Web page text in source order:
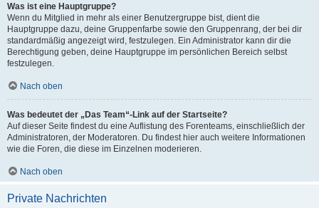
Was ist eine Hauptgruppe?
Wenn du Mitglied in mehr als einer Benutzergruppe bist, dient die
Hauptgruppe dazu, deine Gruppenfarbe sowie den Gruppenrang, der bei dir
standardmäßig angezeigt wird, festzulegen. Ein Administrator kann dir die
Berechtigung geben, deine Hauptgruppe im persönlichen Bereich selbst
festzulegen.
Nach oben
Was bedeutet der „Das Team“-Link auf der Startseite?
Auf dieser Seite findest du eine Auflistung des Forenteams, einschließlich der
Administratoren, der Moderatoren. Du findest hier auch weitere Informationen
wie die Foren, die diese im Einzelnen moderieren.
Nach oben
Private Nachrichten